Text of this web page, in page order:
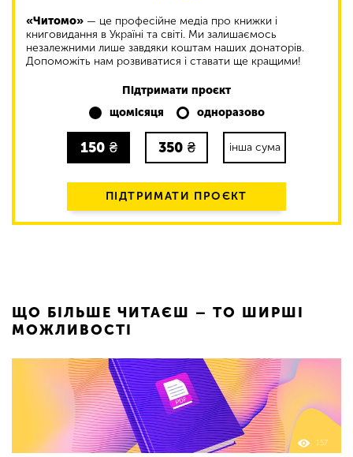
«Читомо» — це професійне медіа про книжки і
книговидання в Україні та світі. Ми залишаємось
незалежними лише завдяки коштам наших донаторів.
Допоможіть нам розвиватися і ставати ще кращими!
Підтримати проєкт
щомісяця
одноразово
150 ₴ 350 ₴ інша сума
ПІДТРИМАТИ ПРОЄКТ
ЩО БІЛЬШЕ ЧИТАЄШ – ТО ШИРШІ
МОЖЛИВОСТІ
157